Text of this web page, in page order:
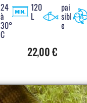
24
à
30°
C
120
L
pai
sibl
e
22,00€